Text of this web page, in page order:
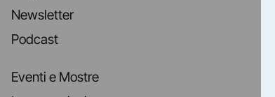
Newsletter
Podcast
Eventi e Mostre